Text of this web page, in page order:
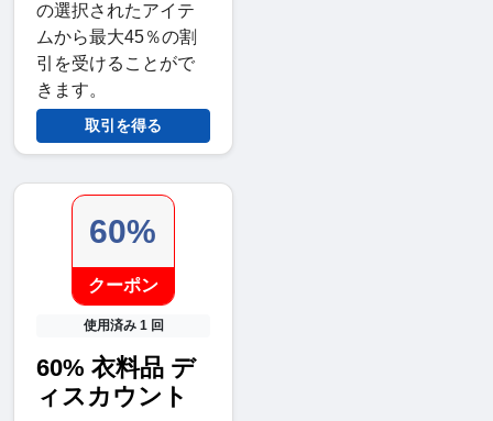
の選択されたアイテ
ムから最大45％の割
引を受けることがで
きます。
取引を得る
60%
クーポン
使用済み 1 回
60% 衣料品 デ
ィスカウント